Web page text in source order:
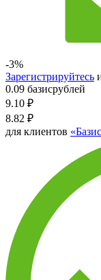
-3%
Зарегистрируйтесь
0.09 базисрублей
9.10 ₽
8.82 ₽
для клиентов